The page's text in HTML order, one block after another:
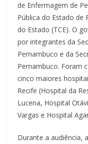
de Enfermagem de
Pública do Estado de
do Estado (TCE). O
por integrantes da
Pernambuco e da
Pernambuco. Foram
cinco maiores
Recife (Hospital da
Lucena, Hospital
Vargas e Hospital
Durante a audiência,